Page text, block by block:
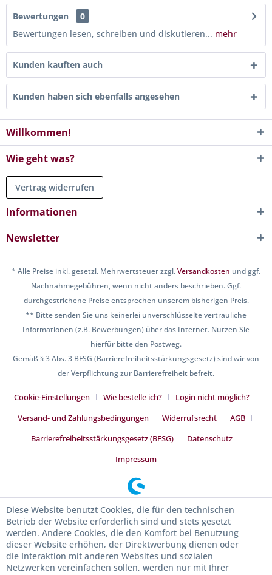
Bewertungen
0
Bewertungen lesen, schreiben und diskutieren... mehr
Kunden kauften auch
Kunden haben sich ebenfalls angesehen
Willkommen!
Wie geht was?
Vertrag widerrufen
Informationen
Newsletter
* Alle Preise inkl. gesetzl. Mehrwertsteuer zzgl.Versandkosten und ggf.
Nachnahmegebühren, wenn nicht anders beschrieben. Ggf.
durchgestrichene Preise entsprechen unserem bisherigen Preis.
** Bitte senden Sie uns keinerlei unverschlüsselte vertrauliche
Informationen (z.B. Bewerbungen) über das Internet. Nutzen Sie
hierfür bitte den Postweg.
Gemäß § 3 Abs. 3 BFSG (Barrierefreiheitsstärkungsgesetz) sind wir von
der Verpflichtung zur Barrierefreiheit befreit.
Cookie-Einstellungen Wie bestelle ich?
Login nicht möglich?
Versand- und Zahlungsbedingungen
Widerrufsrecht
AGB
Barrierefreiheitsstärkungsgesetz (BFSG)
Datenschutz
Impressum
Diese Website benutzt Cookies, die für den technischen
Betrieb der Website erforderlich sind und stets gesetzt
werden. Andere Cookies, die den Komfort bei Benutzung
dieser Website erhöhen, der Direktwerbung dienen oder
die Interaktion mit anderen Websites und sozialen
Netzwerken vereinfachen sollen, werden nur mit Ihrer